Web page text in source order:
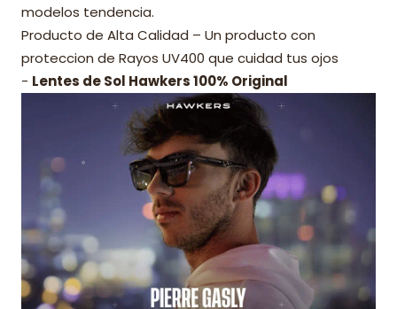
modelos tendencia.
Producto de Alta Calidad – Un producto con
proteccion de Rayos UV400 que cuidad tus ojos
- Lentes de Sol Hawkers 100% Original